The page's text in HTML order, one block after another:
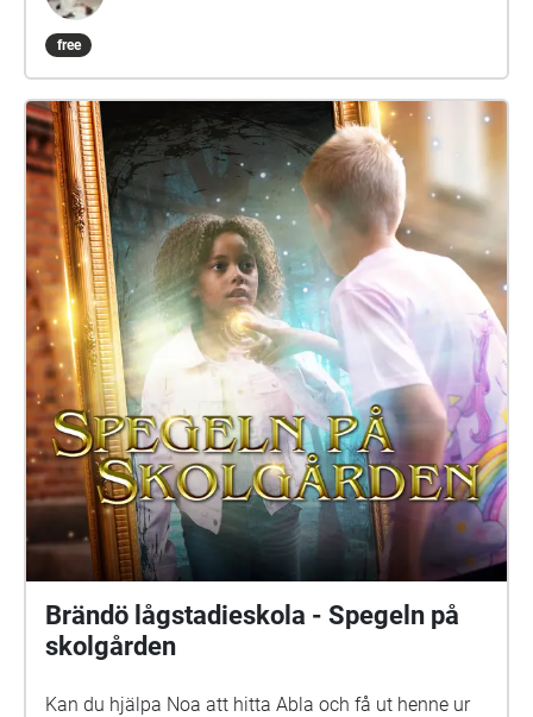
Species are grouped according to their conservation
status (LC, NT, and VU), with each category assigned
species, the more complex its sonic pattern. Bracket
fungi are key indicators of forest health and
deadwood diversity, and many threatened species
depend on old-growth forests that are increasingly
disappearing due to industrial forestry. As deadwood
habitats decline, so too does the biodiversity they
support. In this work, sonic density reflects
ecological complexity—the richer the soundscape,
the more life the forest is capable of sustaining. This
piece was made for the Luodolla Retreat Exhibition
(30 July–1 August 2026).
free
Brändö lågstadieskola - Spegeln på
skolgården
Kan du hjälpa Noa att hitta Abla och få ut henne ur